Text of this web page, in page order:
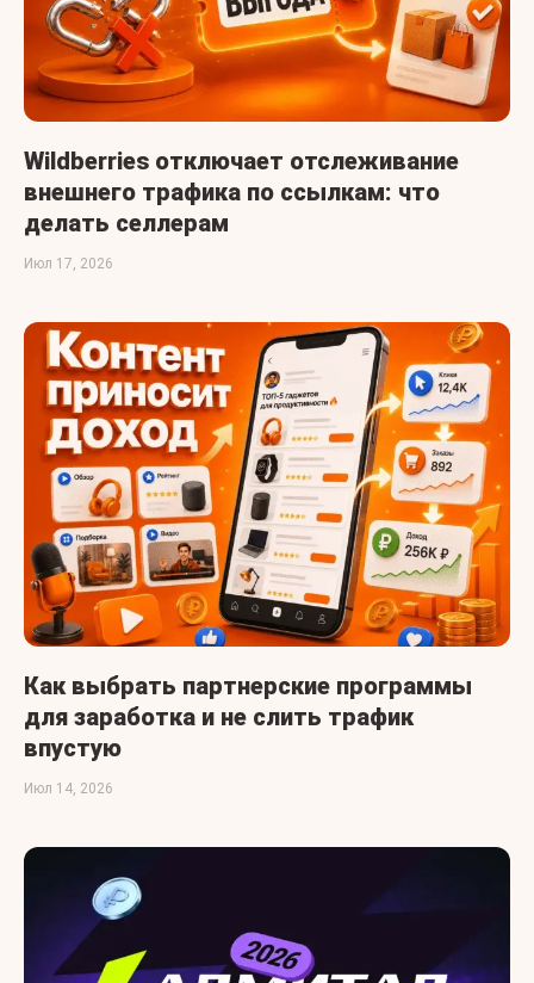
Wildberries отключает отслеживание
внешнего трафика по ссылкам: что
делать селлерам
Июл 17, 2026
Как выбрать партнерские программы
для заработка и не слить трафик
впустую
Июл 14, 2026